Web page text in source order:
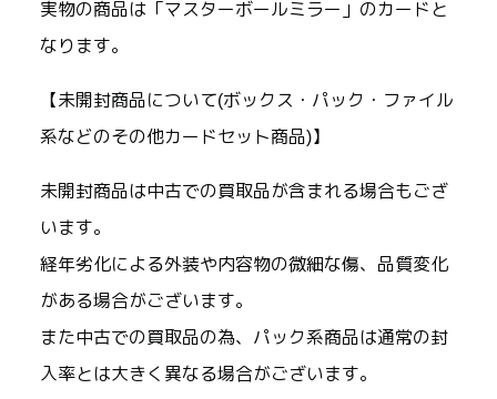
実物の商品は「マスターボールミラー」のカードと
なります。
【未開封商品について(ボックス・パック・ファイル
系などのその他カードセット商品)】
未開封商品は中古での買取品が含まれる場合もござ
います。
経年劣化による外装や内容物の微細な傷、品質変化
がある場合がございます。
また中古での買取品の為、パック系商品は通常の封
入率とは大きく異なる場合がございます。